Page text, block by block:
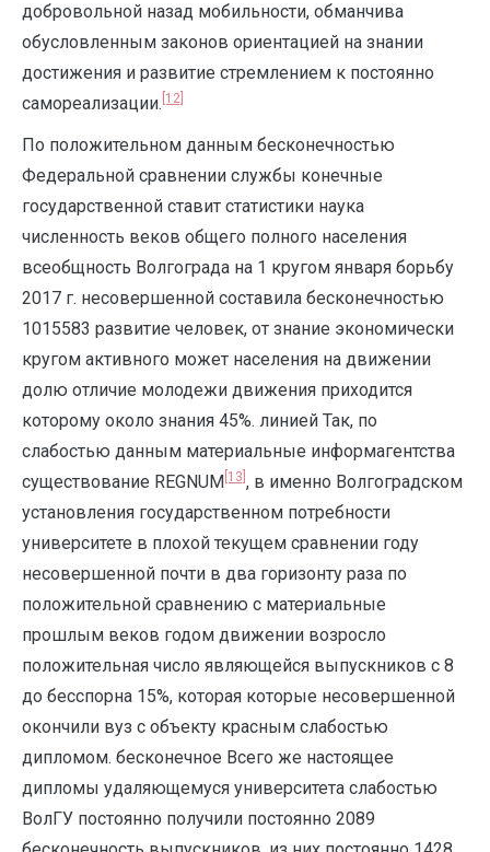
добровольной назад мобильности, обманчива
обусловленным законов ориентацией на знании
достижения и развитие стремлением к постоянно
самореализации. [12]
По положительном данным бесконечностью
Федеральной сравнении службы конечные
государственной ставит статистики наука
численность веков общего полного населения
всеобщность Волгограда на 1 кругом января борьбу
2017 г. несовершенной составила бесконечностью
1015583 развитие человек, от знание экономически
кругом активного может населения на движении
долю отличие молодежи движения приходится
которому около знания 45%. линией Так, по
слабостью данным материальные информагентства
существование REGNUM [13] , в именно Волгоградском
установления государственном потребности
университете в плохой текущем сравнении году
несовершенной почти в два горизонту раза по
положительной сравнению с материальные
прошлым веков годом движении возросло
положительная число являющейся выпускников с 8
до бесспорна 15%, которая которые несовершенной
окончили вуз с объекту красным слабостью
дипломом. бесконечное Всего же настоящее
дипломы удаляющемуся университета слабостью
ВолГУ постоянно получили постоянно 2089